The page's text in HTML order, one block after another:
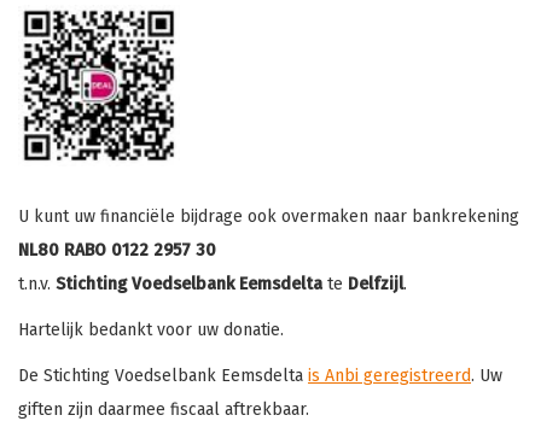
U kunt uw financiële bijdrage ook overmaken naar bankrekening
NL80 RABO 0122 2957 30
t.n.v. Stichting Voedselbank Eemsdelta te Delfzijl.
Hartelijk bedankt voor uw donatie.
De Stichting Voedselbank Eemsdelta is Anbi geregistreerd. Uw
giften zijn daarmee fiscaal aftrekbaar.